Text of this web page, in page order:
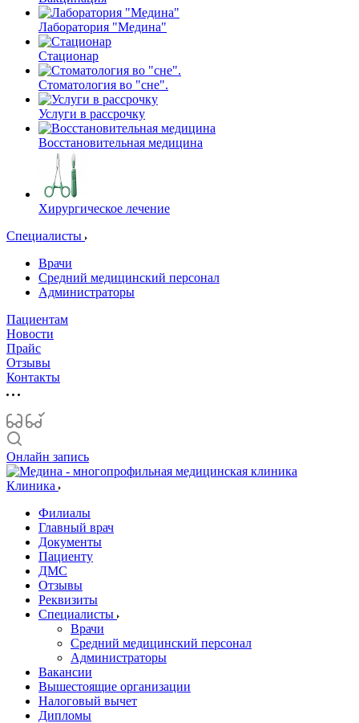
Лаборатория "Медина"
Стационар
Стоматология во "сне".
Услуги в рассрочку
Восстановительная медицина
Хирургическое лечение
Специалисты
Врачи
Средний медицинский персонал
Администраторы
Пациентам
Новости
Прайс
Отзывы
Контакты
Онлайн запись
Клиника
Филиалы
Главный врач
Документы
Пациенту
ДМС
Отзывы
Реквизиты
Специалисты
Врачи
Средний медицинский персонал
Администраторы
Вакансии
Вышестоящие организации
Налоговый вычет
Дипломы